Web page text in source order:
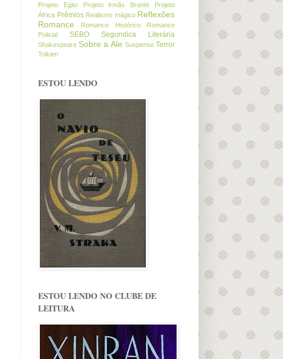
Projeto Egito Projeto Irmãs Brontë
Projeto
África Prêmios Realismo mágico Reflexões
Romance
Romance Histórico
Romance
Policial
SEBO Segundica Literária
Shakespeare Sobre a Ale Suspense Terror
Tolkien
ESTOU LENDO
ESTOU LENDO NO CLUBE DE
LEITURA